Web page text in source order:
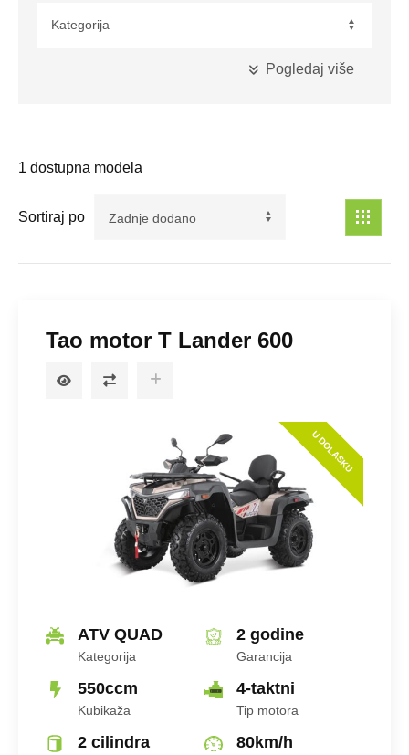
Maksimalna Snaga
Broj Cilindara
Pogledaj više
1 dostupna modela
Sortiraj po
Tao motor T Lander 600
U DOLASKU
ATV QUAD
Kategorija
2 godine
Garancija
550ccm
Kubikaža
4-taktni
Tip motora
2 cilindra 80km/h